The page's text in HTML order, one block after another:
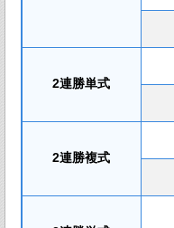
2連勝単式
2連勝複式